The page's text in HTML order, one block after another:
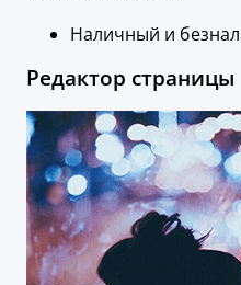
Наличный и
Редактор страницы